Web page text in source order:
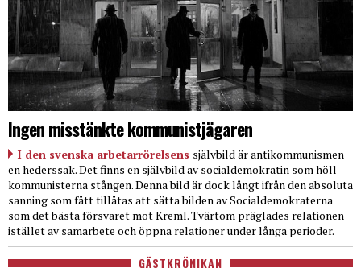
Ingen misstänkte kommunistjägaren
I den svenska arbetarrörelsens självbild är antikommunismen
en hederssak. Det finns en självbild av socialdemokratin som höll
kommunisterna stången. Denna bild är dock långt ifrån den absoluta
sanning som fått tillåtas att sätta bilden av Socialdemokraterna
som det bästa försvaret mot Kreml. Tvärtom präglades relationen
istället av samarbete och öppna relationer under långa perioder.
GÄSTKRÖNIKAN